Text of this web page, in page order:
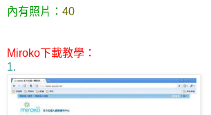
內有照片： 40
Miroko下載教學：
1.